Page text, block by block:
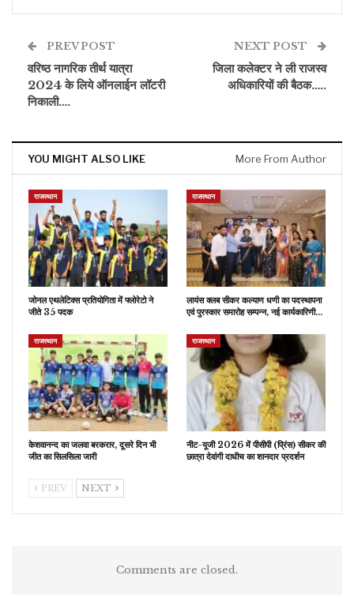
PREV POST
वरिष्ठ नागरिक तीर्थ यात्रा
2024 के लिये ऑनलाईन लॉटरी
निकाली….
NEXT POST
जिला कलेक्टर ने ली राजस्व
अधिकारियों की बैठक…..
YOU MIGHT ALSO LIKE More From Author
राजस्थान
जोनल एथलेटिक्स प्रतियोगिता में फ्लोरेटो ने
जीते 35 पदक
राजस्थान
लायंस क्लब सीकर कल्याण धणी का पदस्थापना
एवं पुरस्कार समारोह सम्पन्न, नई कार्यकारिणी…
राजस्थान
केशवानन्द का जलवा बरकरार, दूसरे दिन भी
जीत का सिलसिला जारी
राजस्थान
नीट-यूजी 2026 में पीसीपी (प्रिंस) सीकर की
छात्रा देवांगी दाधीच का शानदार प्रदर्शन
PREV NEXT
Comments are closed.